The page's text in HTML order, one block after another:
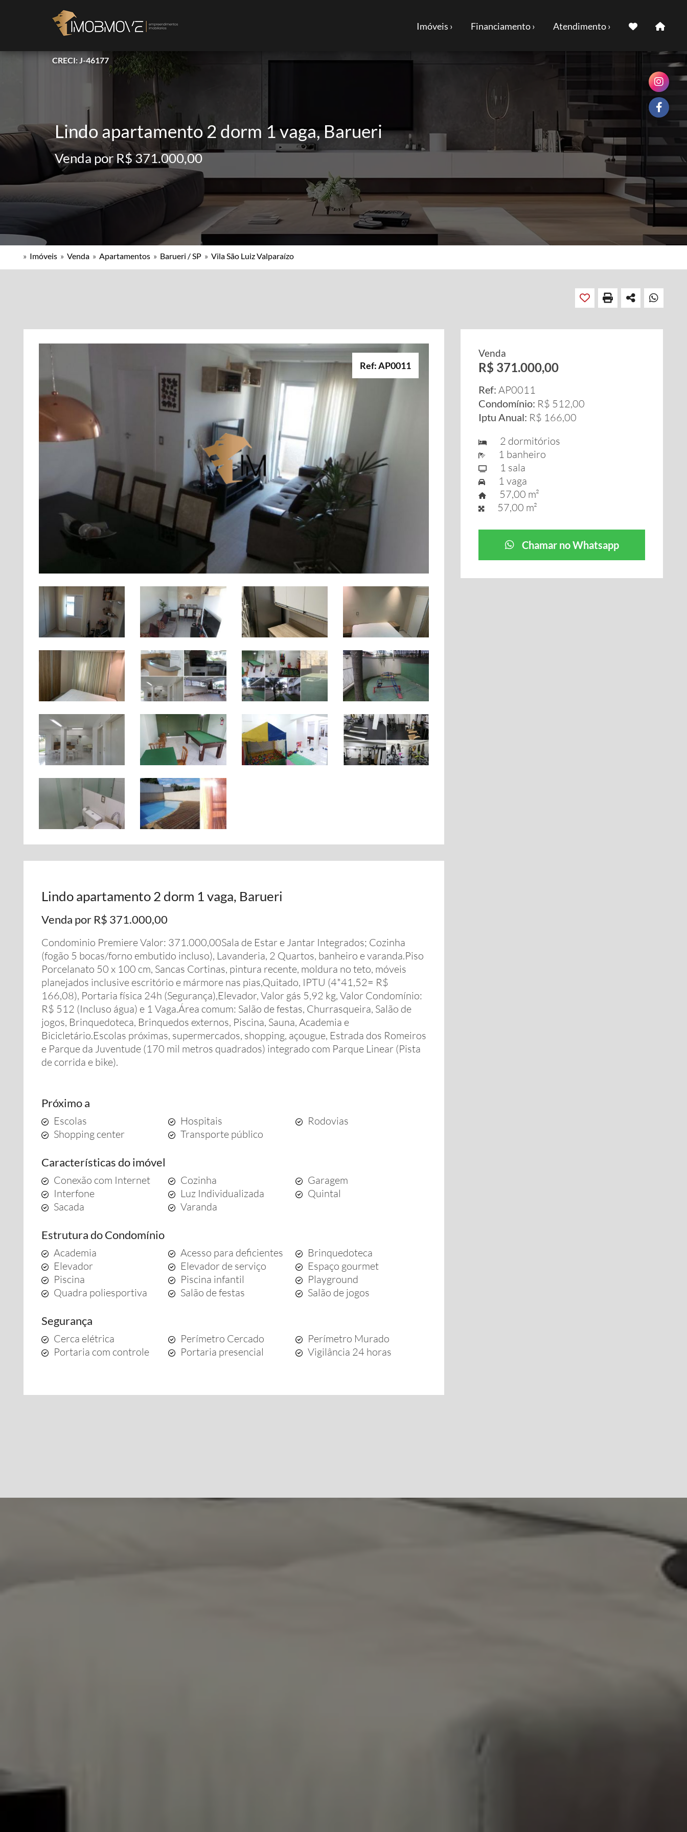
CRECI: J-46177
Imóveis › Financiamento › Atendimento ›
Lindo apartamento 2 dorm 1 vaga, Barueri
Venda por R$ 371.000,00
» Imóveis » Venda » Apartamentos » Barueri / SP » Vila São Luiz Valparaízo
Ref: AP0011
Lindo apartamento 2 dorm 1 vaga, Barueri
Venda por R$ 371.000,00
Condominio Premiere Valor: 371.000,00Sala de Estar e Jantar Integrados; Cozinha
(fogão 5 bocas/forno embutido incluso), Lavanderia, 2 Quartos, banheiro e varanda.Piso
Porcelanato 50 x 100 cm, Sancas Cortinas, pintura recente, moldura no teto, móveis
planejados inclusive escritório e mármore nas pias,Quitado, IPTU (4*41,52= R$
166,08), Portaria física 24h (Segurança),Elevador, Valor gás 5,92 kg, Valor Condomínio:
R$ 512 (Incluso água) e 1 Vaga.Área comum: Salão de festas, Churrasqueira, Salão de
jogos, Brinquedoteca, Brinquedos externos, Piscina, Sauna, Academia e
Bicicletário.Escolas próximas, supermercados, shopping, açougue, Estrada dos Romeiros
e Parque da Juventude (170 mil metros quadrados) integrado com Parque Linear (Pista
de corrida e bike).
Próximo a
Escolas Hospitais
Rodovias
Shopping center
Transporte público
Características do imóvel
Conexão com Internet Cozinha
Garagem
Interfone
Luz Individualizada
Quintal
Sacada
Varanda
Estrutura do Condomínio
Academia Acesso para deficientes
Brinquedoteca
Elevador
Elevador de serviço
Espaço gourmet
Piscina
Piscina infantil
Playground
Quadra poliesportiva
Salão de festas Salão de jogos
Segurança
Cerca elétrica Perímetro Cercado
Perímetro Murado
Portaria com controle
Portaria presencial Vigilância 24 horas
Venda
R$ 371.000,00
Ref: AP0011
Condomínio: R$ 512,00
Iptu Anual: R$ 166,00
2 dormitórios
1 banheiro
1 sala
1 vaga
57,00 m²
57,00 m²
Chamar no Whatsapp